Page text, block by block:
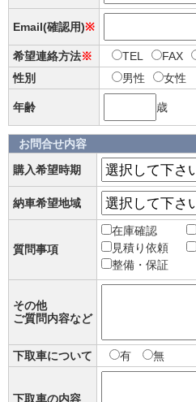
Email(確認用)※
希望連絡方法※ TEL FAX
性別
男性 女性
年齢 歳
お問合せ内容
購入希望時期
納車希望地域
質問事項
在庫確認
見積り依頼
整備・保証
その他
ご質問内容など
下取車について 有 無
下取車の内容